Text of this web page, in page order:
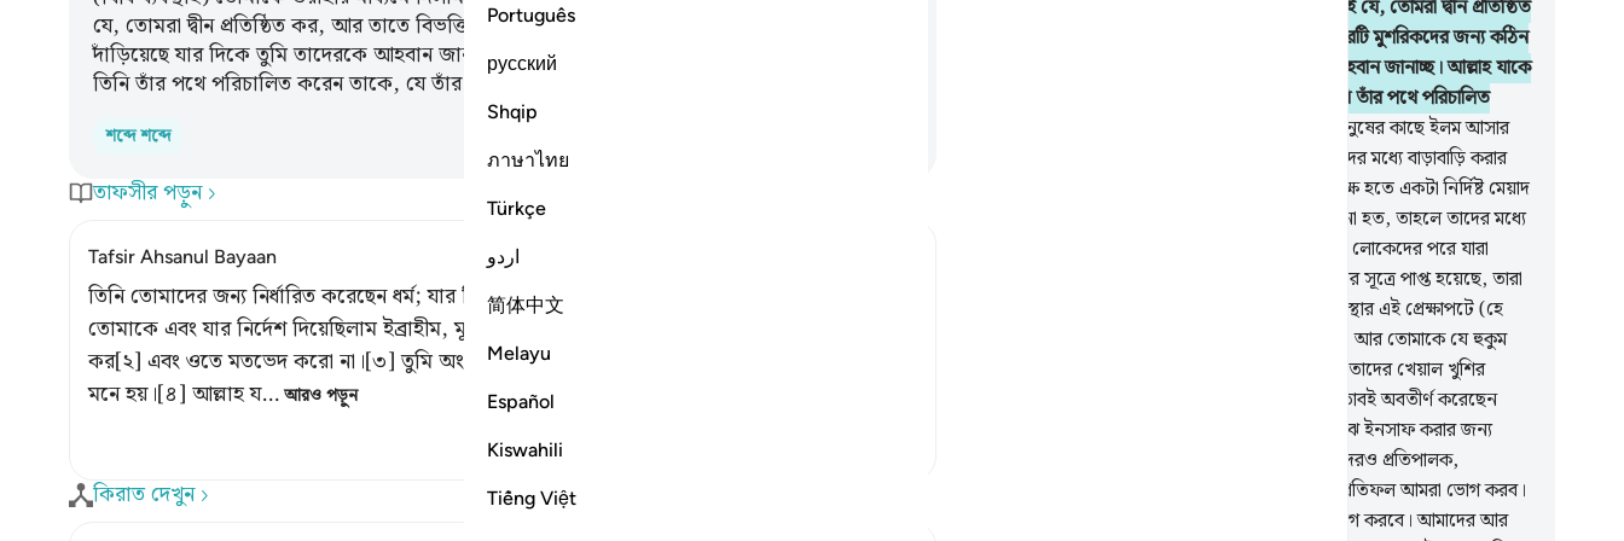
Português
русский
Shqip
ภาษาไทย
Türkçe
اردو
简体中文
Melayu
Español
Kiswahili
Tiếng Việt
যে, তোমরা দ্বীন প্রতিষ্ঠিত কর, আর তাতে বিভক্তি সৃষ্টি করো না, ব্যাপারটি মুশরিকদের জন্য কঠিন হয়ে
দাঁড়িয়েছে যার দিকে তুমি তাদেরকে আহবান জানাচ্ছ। আল্লাহ যাকে ইচ্ছে করেন তাঁর পথে বেছে নেন, আর
তিনি তাঁর পথে পরিচালিত করেন তাকে, যে তাঁর অভিমুখী হয়।
শব্দে শব্দে
তাফসীর পড়ুন
Tafsir Ahsanul Bayaan
তিনি তোমাদের জন্য নির্ধারিত করেছেন ধর্ম; যার নির্দেশ দিয়েছিলেন নূহকে এবং যা আমি প্রত্যাদেশ করেছি
তোমাকে এবং যার নির্দেশ দিয়েছিলাম ইব্রাহীম, মূসা ও ঈসাকে[১] এই বলে যে, তোমরা ধর্মকে প্রতিষ্ঠিত
কর[২] এবং ওতে মতভেদ করো না।[৩] তুমি অংশীবাদীদের যার প্রতি আহবান করছ, তা তাদের নিকট দুর্বহ
মনে হয়।[৪] আল্লাহ য…আরও পড়ুন
কিরাত দেখুন
দিয়েছিলাম ইবরাহীম, মূসা ও ‘ঈসাকে- তা এই যে, তোমরা দ্বীন প্রতিষ্ঠিত
কর, আর তাতে বিভক্তি সৃষ্টি করো না, ব্যাপারটি মুশরিকদের জন্য কঠিন
হয়ে দাঁড়িয়েছে যার দিকে তুমি তাদেরকে আহবান জানাচ্ছ। আল্লাহ যাকে
ইচ্ছে করেন তাঁর পথে বেছে নেন, আর তিনি তাঁর পথে পরিচালিত
মানুষের কাছে ইলম আসার
পর (বিভিন্ন অংশে) বিভক্ত হয়ে গেল নিজেদের মধ্যে বাড়াবাড়ি করার
কারণে। পূর্বেই যদি তোমার প্রতিপালকের পক্ষ হতে একটা নির্দিষ্ট মেয়াদ
পর্যন্ত ফয়সালা মূলতবী রাখার কথা ঘোষিত না হত, তাহলে তাদের মধ্যে
(পূর্বেই) ফয়সালা করে দেয়া হত। আগেকার লোকেদের পরে যারা
(তাওরাত ও ইঞ্জিল এ দু’) কিতাব উত্তরাধিকার সূত্রে পাপ্ত হয়েছে, তারা
অবস্থার এই প্রেক্ষাপটে (হে
নবী!) তাদেরকে আহবান কর (দ্বীনের প্রতি), আর তোমাকে যে হুকুম
দেয়া হয়েছে তুমি তার প্রতি সুদৃঢ় থাক, আর তাদের খেয়াল খুশির
অনুসরণ করো না। আর বল, আল্লাহ যে কিতাবই অবতীর্ণ করেছেন
আমি তার প্রতি ঈমান এনেছি। তোমাদের মাঝে ইনসাফ করার জন্য
আমাকে নির্দেশ দেয়া হয়েছে। আল্লাহ আমাদেরও প্রতিপালক,
তোমাদেরও প্রতিপালক। আমাদের কাজের প্রতিফল আমরা ভোগ করব।
আর তোমাদের কাজের প্রতিফল তোমরা ভোগ করবে। আমাদের আর